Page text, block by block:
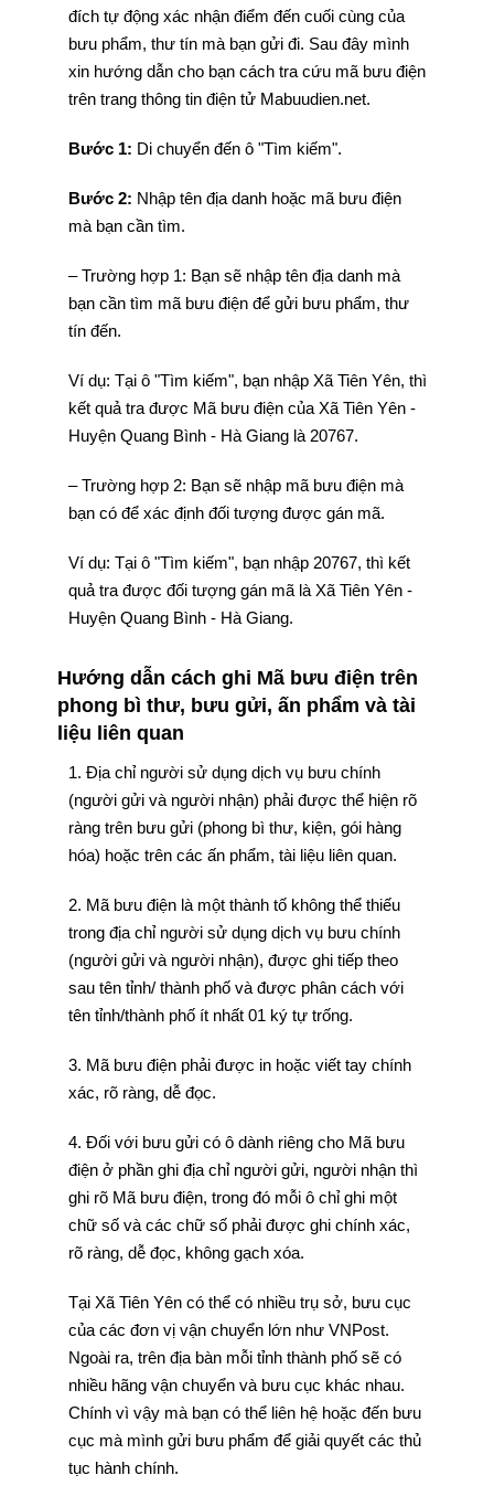
đích tự động xác nhận điểm đến cuối cùng của
bưu phẩm, thư tín mà bạn gửi đi. Sau đây mình
xin hướng dẫn cho bạn cách tra cứu mã bưu điện
trên trang thông tin điện tử Mabuudien.net.
Bước 1: Di chuyển đến ô "Tìm kiếm".
Bước 2: Nhập tên địa danh hoặc mã bưu điện
mà bạn cần tìm.
– Trường hợp 1: Bạn sẽ nhập tên địa danh mà
bạn cần tìm mã bưu điện để gửi bưu phẩm, thư
tín đến.
Ví dụ: Tại ô "Tìm kiếm", bạn nhập Xã Tiên Yên, thì
kết quả tra được Mã bưu điện của Xã Tiên Yên -
Huyện Quang Bình - Hà Giang là 20767.
– Trường hợp 2: Bạn sẽ nhập mã bưu điện mà
bạn có để xác định đối tượng được gán mã.
Ví dụ: Tại ô "Tìm kiếm", bạn nhập 20767, thì kết
quả tra được đối tượng gán mã là Xã Tiên Yên -
Huyện Quang Bình - Hà Giang.
Hướng dẫn cách ghi Mã bưu điện trên
phong bì thư, bưu gửi, ấn phẩm và tài
liệu liên quan
1. Địa chỉ người sử dụng dịch vụ bưu chính
(người gửi và người nhận) phải được thể hiện rõ
ràng trên bưu gửi (phong bì thư, kiện, gói hàng
hóa) hoặc trên các ấn phẩm, tài liệu liên quan.
2. Mã bưu điện là một thành tố không thể thiếu
trong địa chỉ người sử dụng dịch vụ bưu chính
(người gửi và người nhận), được ghi tiếp theo
sau tên tỉnh/ thành phố và được phân cách với
tên tỉnh/thành phố ít nhất 01 ký tự trống.
3. Mã bưu điện phải được in hoặc viết tay chính
xác, rõ ràng, dễ đọc.
4. Đối với bưu gửi có ô dành riêng cho Mã bưu
điện ở phần ghi địa chỉ người gửi, người nhận thì
ghi rõ Mã bưu điện, trong đó mỗi ô chỉ ghi một
chữ số và các chữ số phải được ghi chính xác,
rõ ràng, dễ đọc, không gạch xóa.
Tại Xã Tiên Yên có thể có nhiều trụ sở, bưu cục
của các đơn vị vận chuyển lớn như VNPost.
Ngoài ra, trên địa bàn mỗi tỉnh thành phố sẽ có
nhiều hãng vận chuyển và bưu cục khác nhau.
Chính vì vậy mà bạn có thể liên hệ hoặc đến bưu
cục mà mình gửi bưu phẩm để giải quyết các thủ
tục hành chính.